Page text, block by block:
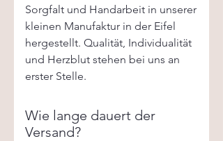
Sorgfalt und Handarbeit in unserer
kleinen Manufaktur in der Eifel
hergestellt. Qualität, Individualität
und Herzblut stehen bei uns an
erster Stelle.
Wie lange dauert der
Versand?